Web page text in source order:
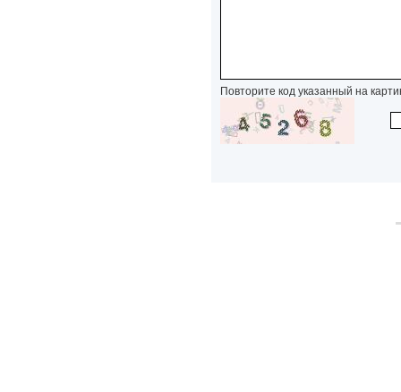
Повторите код указанный на